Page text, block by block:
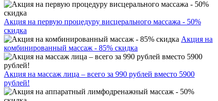
Акция на первую процедуру висцерального массажа - 50%
скидка
Акция на
комбинированный массаж - 85% скидка
Акция на массаж лица – всего за 990 рублей вместо 5900
рублей!